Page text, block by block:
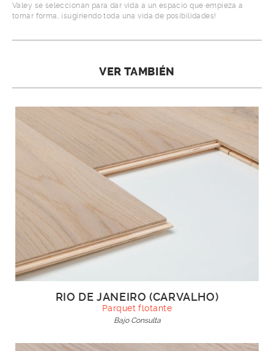
Valey se seleccionan para dar vida a un espacio que empieza a
tomar forma, ¡sugiriendo toda una vida de posibilidades!
VER TAMBIÉN
RIO DE JANEIRO (CARVALHO)
Parquet flotante
Bajo Consulta